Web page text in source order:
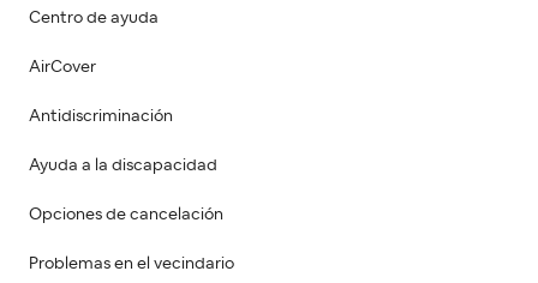
Centro de ayuda
AirCover
Antidiscriminación
Ayuda a la discapacidad
Opciones de cancelación
Problemas en el vecindario